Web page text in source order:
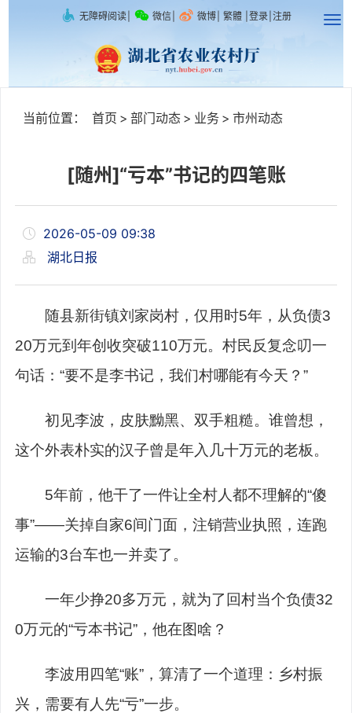
无障碍阅读 微信 微博 繁體 登录 注册
当前位置： 首页 > 部门动态 > 业务 > 市州动态
[随州]“亏本”书记的四笔账
2026-05-09 09:38
湖北日报
随县新街镇刘家岗村，仅用时5年，从负债3
20万元到年创收突破110万元。村民反复念叨一
句话：“要不是李书记，我们村哪能有今天？”
初见李波，皮肤黝黑、双手粗糙。谁曾想，
这个外表朴实的汉子曾是年入几十万元的老板。
5年前，他干了一件让全村人都不理解的“傻
事”——关掉自家6间门面，注销营业执照，连跑
运输的3台车也一并卖了。
一年少挣20多万元，就为了回村当个负债32
0万元的“亏本书记”，他在图啥？
李波用四笔“账”，算清了一个道理：乡村振
兴，需要有人先“亏”一步。